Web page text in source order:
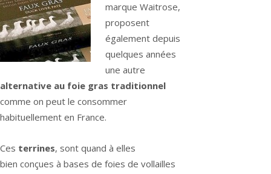
marque Waitrose,
proposent
également depuis
quelques années
une autre
alternative au foie gras traditionnel
comme on peut le consommer
habituellement en France.
Ces terrines, sont quand à elles
bien conçues à bases de foies de vollailles